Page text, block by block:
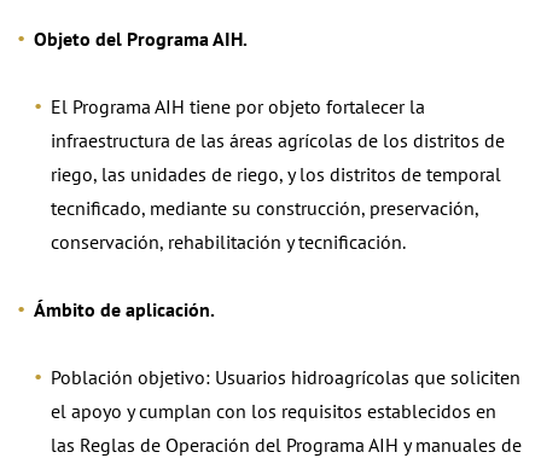
Objeto del Programa AIH.
El Programa AIH tiene por objeto fortalecer la
infraestructura de las áreas agrícolas de los distritos de
riego, las unidades de riego, y los distritos de temporal
tecnificado, mediante su construcción, preservación,
conservación, rehabilitación y tecnificación.
Ámbito de aplicación.
Población objetivo: Usuarios hidroagrícolas que soliciten
el apoyo y cumplan con los requisitos establecidos en
las Reglas de Operación del Programa AIH y manuales de